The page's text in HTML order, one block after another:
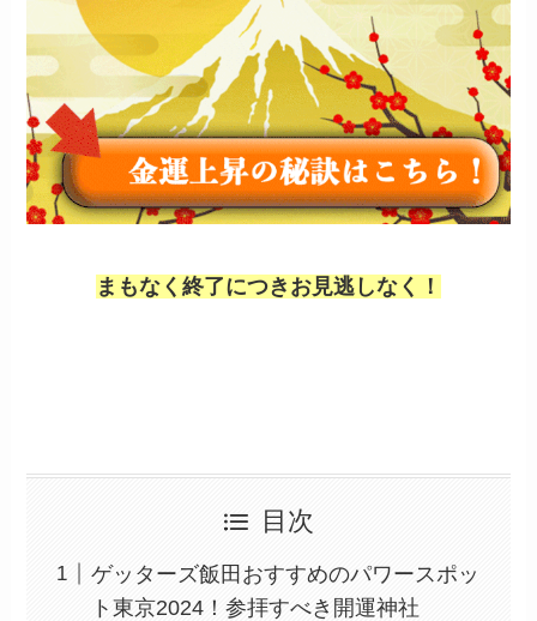
まもなく終了につきお見逃しなく！
目次
ゲッターズ飯田おすすめのパワースポッ
ト東京2024！参拝すべき開運神社